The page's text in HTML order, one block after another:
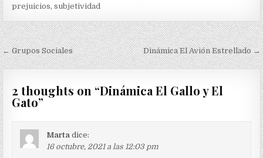
prejuicios,subjetividad
Navegación
de
entradas
← Grupos Sociales Dinámica El Avión Estrellado →
2 thoughts on “Dinámica El Gallo y El
Gato”
Marta dice:
16 octubre, 2021 a las 12:03 pm